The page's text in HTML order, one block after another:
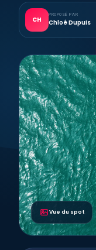
CH
PROPOSÉ PAR
Chloé Dupuis
Vue du spot